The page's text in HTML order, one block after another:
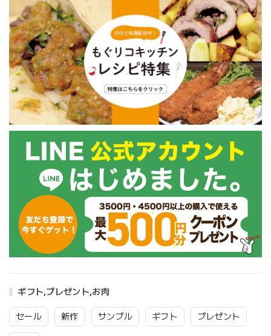
ギフト,プレゼント,お肉
セール 新作 サンプル ギフト プレゼント
以内の出荷※※
以内の出荷。
ード／並べ」
250g ※※基本7日
以内の出荷※※